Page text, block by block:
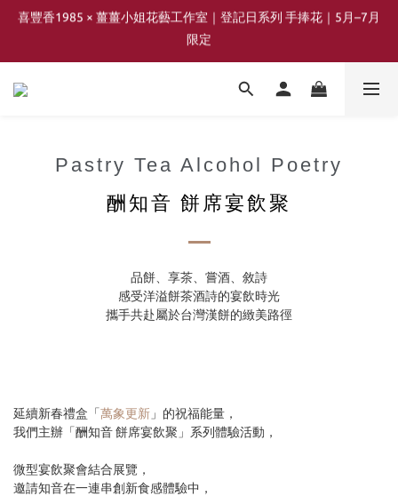
喜豐香1985 × 薑薑小姐花藝工作室｜登記日系列 手捧花｜5月–7月
限定
喜豐香1985 × 薑薑小姐花藝工作室｜登記日系列 手捧花｜5月–7月
限定
2026年 中秋節四味限定蛋黃酥風味 即將上線
喜豐香1985 × 薑薑小姐花藝工作室｜登記日系列 手捧花｜5月–7月
Pastry Tea Alcohol Poetry
酬知音 餅席宴飲聚
品餅、享茶、嘗酒、敘詩
感受洋溢餅茶酒詩的宴飲時光
攜手共赴屬於台灣漢餅的緻美路徑
延續新春禮盒「萬象更新 」的祝福能量，
我們主辦「酬知音 餅席宴飲聚」系列體驗活動，
微型宴飲聚會結合展覽，
邀請知音在一連串創新食感體驗中，